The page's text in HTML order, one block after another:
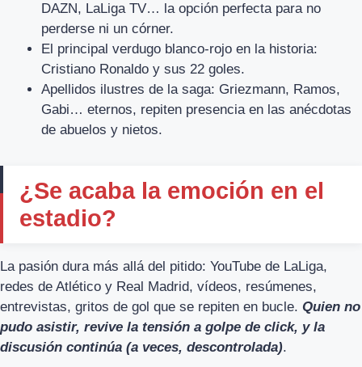
DAZN, LaLiga TV… la opción perfecta para no
perderse ni un córner.
El principal verdugo blanco-rojo en la historia:
Cristiano Ronaldo y sus 22 goles.
Apellidos ilustres de la saga: Griezmann, Ramos,
Gabi… eternos, repiten presencia en las anécdotas
de abuelos y nietos.
¿Se acaba la emoción en el
estadio?
La pasión dura más allá del pitido: YouTube de LaLiga,
redes de Atlético y Real Madrid, vídeos, resúmenes,
entrevistas, gritos de gol que se repiten en bucle. Quien no
pudo asistir, revive la tensión a golpe de click, y la
discusión continúa (a veces, descontrolada).